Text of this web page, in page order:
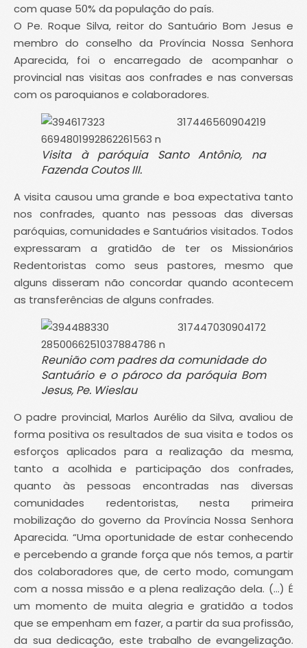
com quase 50% da população do país.
O Pe. Roque Silva, reitor do Santuário Bom Jesus e
membro do conselho da Província Nossa Senhora
Aparecida, foi o encarregado de acompanhar o
provincial nas visitas aos confrades e nas conversas
com os paroquianos e colaboradores.
Visita à paróquia Santo Antônio, na
Fazenda Coutos III.
A visita causou uma grande e boa expectativa tanto
nos confrades, quanto nas pessoas das diversas
paróquias, comunidades e Santuários visitados. Todos
expressaram a gratidão de ter os Missionários
Redentoristas como seus pastores, mesmo que
alguns disseram não concordar quando acontecem
as transferências de alguns confrades.
Reunião com padres da comunidade do
Santuário e o pároco da paróquia Bom
Jesus, Pe. Wieslau
O padre provincial, Marlos Aurélio da Silva, avaliou de
forma positiva os resultados de sua visita e todos os
esforços aplicados para a realização da mesma,
tanto a acolhida e participação dos confrades,
quanto às pessoas encontradas nas diversas
comunidades redentoristas, nesta primeira
mobilização do governo da Província Nossa Senhora
Aparecida. “Uma oportunidade de estar conhecendo
e percebendo a grande força que nós temos, a partir
dos colaboradores que, de certo modo, comungam
com a nossa missão e a plena realização dela. (…) É
um momento de muita alegria e gratidão a todos
que se empenham em fazer, a partir da sua profissão,
da sua dedicação, este trabalho de evangelização.